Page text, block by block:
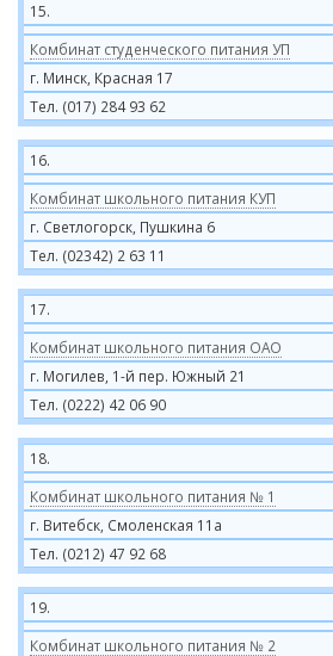
15.
Комбинат студенческого питания УП
г. Минск, Красная 17
Тел. (017) 284 93 62
16.
Комбинат школьного питания КУП
г. Светлогорск, Пушкина 6
Тел. (02342) 2 63 11
17.
Комбинат школьного питания ОАО
г. Могилев, 1-й пер. Южный 21
Тел. (0222) 42 06 90
18.
Комбинат школьного питания № 1
г. Витебск, Смоленская 11а
Тел. (0212) 47 92 68
19.
Комбинат школьного питания № 2